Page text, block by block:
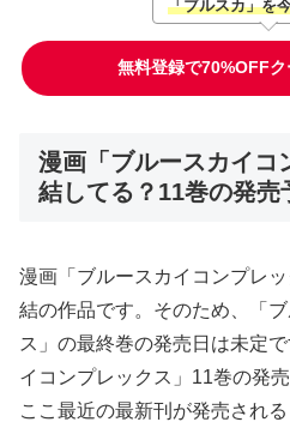
「ブルスカ」を
無料登録で70%OFF
漫画「ブルースカイコ
結してる？11巻の発売
漫画「ブルースカイコンプレ
結の作品です。そのため、「
ス」の最終巻の発売日は未定
イコンプレックス」11巻の発
ここ最近の最新刊が発売され